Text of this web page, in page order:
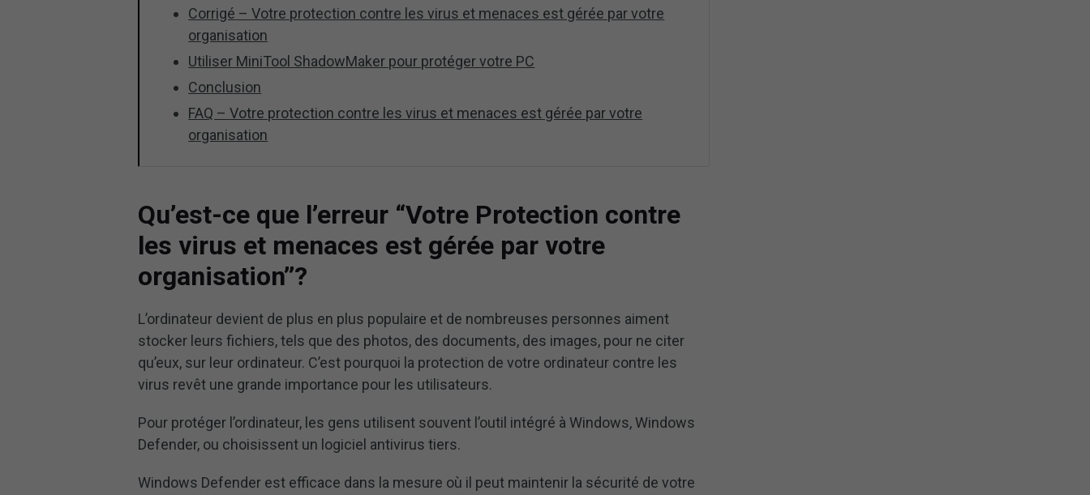
Corrigé – Votre protection contre les virus et menaces est gérée par votre
organisation
Utiliser MiniTool ShadowMaker pour protéger votre PC
Conclusion
FAQ – Votre protection contre les virus et menaces est gérée par votre
organisation
Qu’est-ce que l’erreur “Votre Protection contre
les virus et menaces est gérée par votre
organisation’’?
L’ordinateur devient de plus en plus populaire et de nombreuses personnes aiment
stocker leurs fichiers, tels que des photos, des documents, des images, pour ne citer
qu’eux, sur leur ordinateur. C’est pourquoi la protection de votre ordinateur contre les
virus revêt une grande importance pour les utilisateurs.
Pour protéger l’ordinateur, les gens utilisent souvent l’outil intégré à Windows, Windows
Defender, ou choisissent un logiciel antivirus tiers.
Windows Defender est efficace dans la mesure où il peut maintenir la sécurité de votre